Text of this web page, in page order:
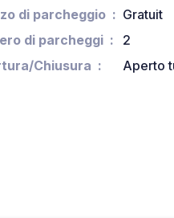
di parcheggio
Gratuit
di parcheggi
2
Chiusura
Aperto